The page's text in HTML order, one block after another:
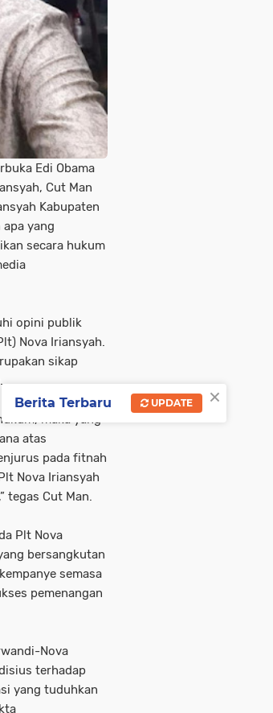
Edi Obama
Cut Man
Kabupaten
yang
secara hukum
opini publik
Nova Iriansyah.
sikap
maka yang
atas
pada fitnah
Nova Iriansyah
tegas Cut Man.
Plt Nova
bersangkutan
semasa
pemenangan
Nova
terhadap
yang tuduhkan
×
Berita Terbaru UPDATE